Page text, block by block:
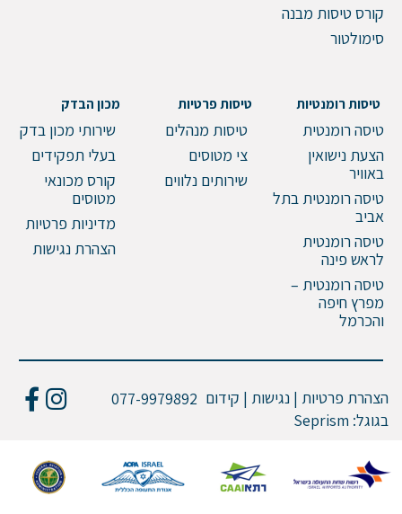
קורס טיסות מבנה
סימולטור
טיסות רומנטיות
טיסה רומנטית
הצעת נישואין
באוויר
טיסה רומנטית בתל
אביב
טיסה רומנטית
לראש פינה
טיסה רומנטית –
מפרץ חיפה
והכרמל
טיסות פרטיות
טיסות מנהלים
צי מטוסים
שירותים נלווים
מכון הבדק
שירותי מכון בדק
בעלי תפקידים
קורס מכונאי
מטוסים
מדיניות פרטיות
הצהרת נגישות
הצהרת פרטיות | נגישות | קידום
בגוגל: Seprism
077-9979892